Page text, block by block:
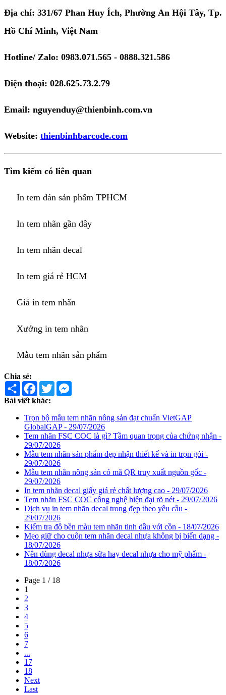
Địa chỉ: 331/67 Phan Huy Ích, Phường An Hội Tây, Tp.
Hồ Chí Minh, Việt Nam
Hotline/ Zalo: 0983.071.565 - 0888.321.586
Điện thoại: 028.625.73.2.79
Email: nguyenduy@thienbinh.com.vn
Website: thienbinhbarcode.com
Tìm kiếm có liên quan
In tem dán sản phẩm TPHCM
In tem nhãn gần đây
In tem nhãn decal
In tem giá rẻ HCM
Giá in tem nhãn
Xưởng in tem nhãn
Mẫu tem nhãn sản phẩm
Chia sẻ:
Share Facebook
Twitter
Bài viết khác:
Trọn bộ mẫu tem nhãn nông sản đạt chuẩn VietGAP
GlobalGAP - 29/07/2026
Tem nhãn FSC COC là gì? Tầm quan trọng của chứng nhận -
29/07/2026
Mẫu tem nhãn sản phẩm đẹp nhận thiết kế và in trọn gói -
29/07/2026
Mẫu tem nhãn nông sản có mã QR truy xuất nguồn gốc -
29/07/2026
In tem nhãn decal giấy giá rẻ chất lượng cao - 29/07/2026
Tem nhãn FSC COC công nghệ hiện đại rõ nét - 29/07/2026
Dịch vụ in tem nhãn decal trong đẹp theo yêu cầu -
29/07/2026
Kiểm tra độ bền màu tem nhãn tinh dầu với cồn - 18/07/2026
Mẹo giữ cho cuộn tem nhãn decal nhựa không bị biến dạng -
18/07/2026
Nên dùng decal nhựa sữa hay decal nhựa cho mỹ phẩm -
18/07/2026
Page 1 / 18
1
2
3
4
5
6
7
...
17
18
Next
Last